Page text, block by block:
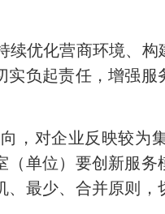
续优化营商环境、
负起责任，增强
，对企业反映较为
单位）要创新服
最少、合并原则